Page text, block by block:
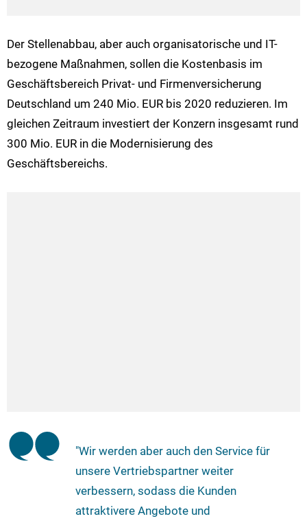
Der Stellenabbau, aber auch organisatorische und IT-
bezogene Maßnahmen, sollen die Kostenbasis im
Geschäftsbereich Privat- und Firmenversicherung
Deutschland um 240 Mio. EUR bis 2020 reduzieren. Im
gleichen Zeitraum investiert der Konzern insgesamt rund
300 Mio. EUR in die Modernisierung des
Geschäftsbereichs.
"Wir werden aber auch den Service für
unsere Vertriebspartner weiter
verbessern, sodass die Kunden
attraktivere Angebote und